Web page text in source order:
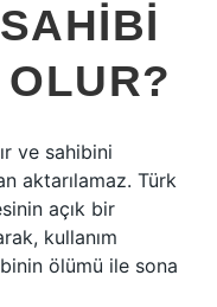
ve sahibini
aktarılamaz. Türk
açık bir
kullanım
ölümü ile sona